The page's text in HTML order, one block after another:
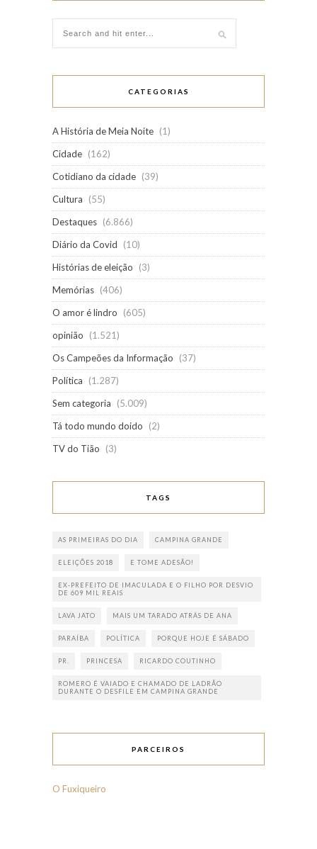
CATEGORIAS
A História de Meia Noite (1)
Cidade (162)
Cotidiano da cidade (39)
Cultura
(55)
Destaques (6.866)
Diário da Covid
(10)
Histórias de eleição
(3)
Memórias (406)
O amor é lindro
(605)
opinião
(1.521)
Os Campeões da Informação
(37)
Política
(1.287)
Sem categoria
(5.009)
Tá todo mundo doido
(2)
TV do Tião
(3)
TAGS
AS PRIMEIRAS DO DIA CAMPINA GRANDE
ELEIÇÕES 2018 E TOME ADESÃO!
EX-PREFEITO DE IMACULADA E O FILHO POR DESVIO
DE 609 MIL REAIS
LAVA JATO MAIS UM TARADO ATRÁS DE ANA
PARAÍBA POLÍTICA PORQUE HOJE É SÁBADO
PR. PRINCESA RICARDO COUTINHO
ROMERO É VAIADO E CHAMADO DE LADRÃO
DURANTE O DESFILE EM CAMPINA GRANDE
PARCEIROS
O Fuxiqueiro